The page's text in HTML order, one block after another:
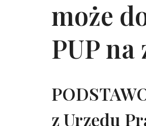
może
PUP
z Urzędu